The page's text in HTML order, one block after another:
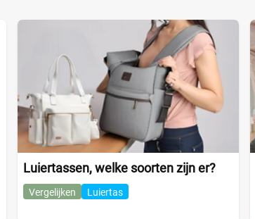
Luiertassen, welke soorten zijn er?
Vergelijken Luiertas